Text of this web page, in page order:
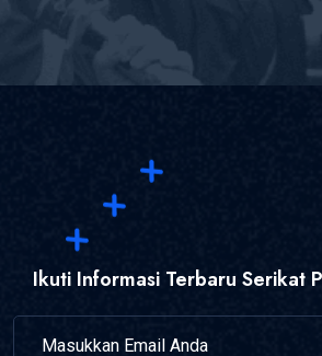
Ikuti Informasi Terbaru Serikat